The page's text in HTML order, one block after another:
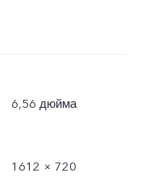
6,56 дюйма
1612 × 720